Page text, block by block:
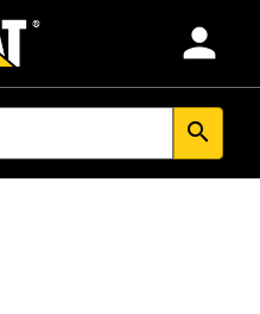
person
search